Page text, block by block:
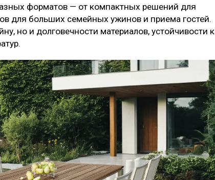
форматов — от компактных решений для
для больших семейных ужинов и приема гостей.
но и долговечности материалов, устойчивости к